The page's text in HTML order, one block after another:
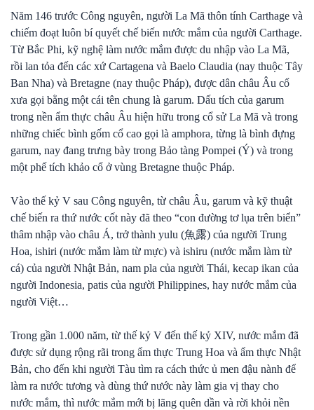
Năm 146 trước Công nguyên, người La Mã thôn tính Carthage và
chiếm đoạt luôn bí quyết chế biến nước mắm của người Carthage.
Từ Bắc Phi, kỹ nghệ làm nước mắm được du nhập vào La Mã,
rồi lan tỏa đến các xứ Cartagena và Baelo Claudia (nay thuộc Tây
Ban Nha) và Bretagne (nay thuộc Pháp), được dân châu Âu cổ
xưa gọi bằng một cái tên chung là garum. Dấu tích của garum
trong nền ẩm thực châu Âu hiện hữu trong cổ sử La Mã và trong
những chiếc bình gốm cổ cao gọi là amphora, từng là bình đựng
garum, nay đang trưng bày trong Bảo tàng Pompei (Ý) và trong
một phế tích khảo cổ ở vùng Bretagne thuộc Pháp.
Vào thế kỷ V sau Công nguyên, từ châu Âu, garum và kỹ thuật
chế biến ra thứ nước cốt này đã theo “con đường tơ lụa trên biển”
thâm nhập vào châu Á, trở thành yulu (魚露) của người Trung
Hoa, ishiri (nước mắm làm từ mực) và ishiru (nước mắm làm từ
cá) của người Nhật Bản, nam pla của người Thái, kecap ikan của
người Indonesia, patis của người Philippines, hay nước mắm của
người Việt…
Trong gần 1.000 năm, từ thế kỷ V đến thế kỷ XIV, nước mắm đã
được sử dụng rộng rãi trong ẩm thực Trung Hoa và ẩm thực Nhật
Bản, cho đến khi người Tàu tìm ra cách thức ủ men đậu nành để
làm ra nước tương và dùng thứ nước này làm gia vị thay cho
nước mắm, thì nước mắm mới bị lãng quên dần và rời khỏi nền